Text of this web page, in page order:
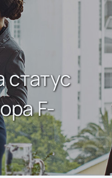
статус
F-